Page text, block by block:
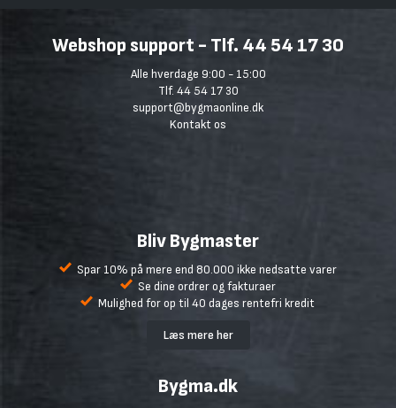
Webshop support - Tlf. 44 54 17 30
Alle hverdage 9:00 - 15:00
Tlf. 44 54 17 30
support@bygmaonline.dk
Kontakt os
Bliv Bygmaster
Spar 10% på mere end 80.000 ikke nedsatte varer
Se dine ordrer og fakturaer
Mulighed for op til 40 dages rentefri kredit
Læs mere her
Bygma.dk